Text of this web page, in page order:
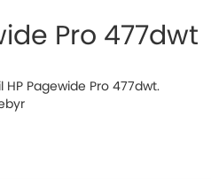
Pro 477dwt
Pagewide Pro 477dwt.